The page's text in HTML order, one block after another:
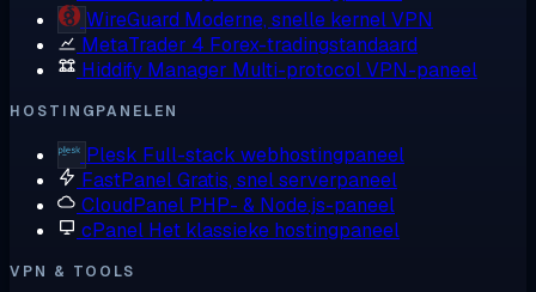
WireGuard Moderne, snelle kernel VPN
MetaTrader 4 Forex-tradingstandaard
Hiddify Manager Multi-protocol VPN-paneel
HOSTINGPANELEN
Plesk Full-stack webhostingpaneel
FastPanelGratis, snel serverpaneel
CloudPanel PHP- & Node.js-paneel
cPanel Het klassieke hostingpaneel
VPN & TOOLS